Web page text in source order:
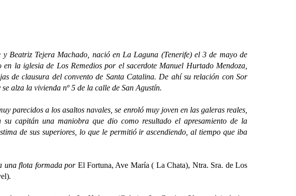
Beatriz Tejera Machado, nació en La Laguna (Tenerife) el 3 de mayo de
la iglesia de Los Remedios por el sacerdote Manuel Hurtado Mendoza,
de clausura del convento de Santa Catalina. De ahí su relación con Sor
alza la vivienda nº 5 de la calle de San Agustín.
a los asaltos navales, se enroló muy joven en las galeras reales,
capitán una maniobra que dio como resultado el apresamiento de la
de sus superiores, lo que le permitió ir ascendiendo, al tiempo que iba
una flota formada por El Fortuna, Ave María ( La Chata), Ntra. Sra. de Los
.